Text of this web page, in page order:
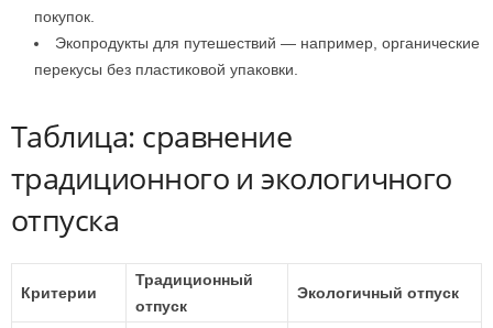
покупок.
Экопродукты для путешествий — например, органические
перекусы без пластиковой упаковки.
Таблица: сравнение
традиционного и экологичного
отпуска
Критерии
Традиционный
отпуск
Экологичный отпуск